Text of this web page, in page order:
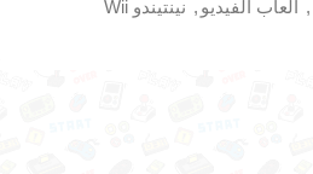
, العاب الفيديو , نينتيندو Wii